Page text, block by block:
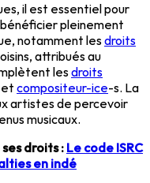
il est essentiel pour
pleinement
notamment lesdroits
attribués au
lesdroits
compositeur-ice-s. La
artistes de percevoir
musicaux.
droits : Le code ISRC
en indé